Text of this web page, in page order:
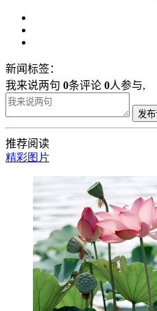
新闻标签：
我来说两句 0条评论 0人参与,
发
推荐阅读